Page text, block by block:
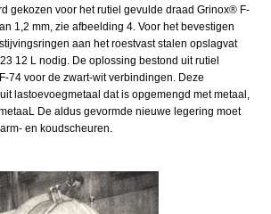
gekozen voor het rutiel gevulde draad Grinox® F-
1,2 mm, zie afbeelding 4. Voor het bevestigen
aan het roestvast stalen opslagvat
12 L nodig. De oplossing bestond uit rutiel
74 voor de zwart-wit verbindingen. Deze
lastoevoegmetaal dat is opgemengd met metaal,
De aldus gevormde nieuwe legering moet
en koudscheuren.